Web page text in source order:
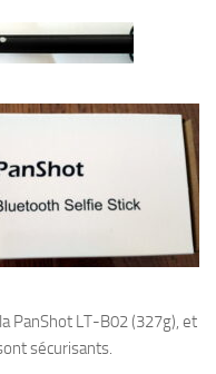
PanShot LT-B02 (327g), et
sécurisants.